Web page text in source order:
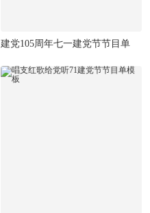
建党105周年七一建党节节目单